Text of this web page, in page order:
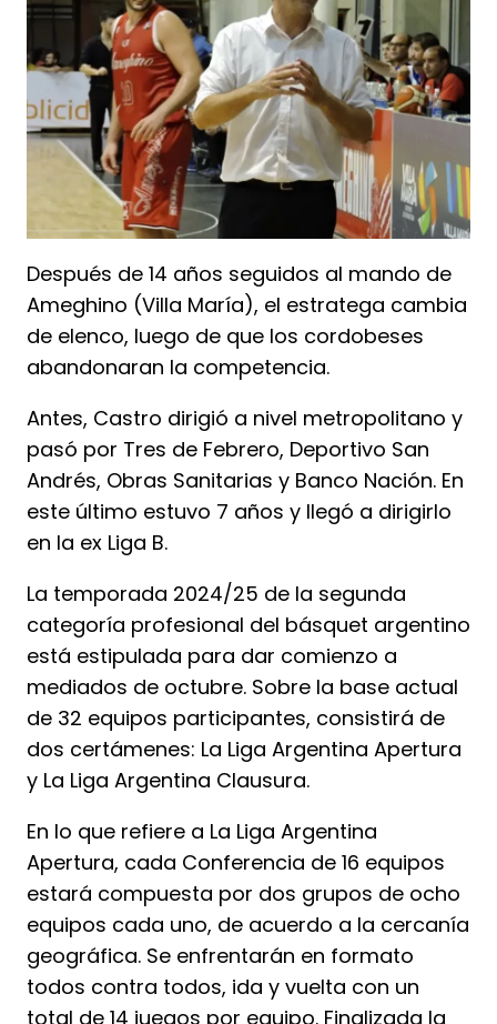
Después de 14 años seguidos al mando de
Ameghino (Villa María), el estratega cambia
de elenco, luego de que los cordobeses
abandonaran la competencia.
Antes, Castro dirigió a nivel metropolitano y
pasó por Tres de Febrero, Deportivo San
Andrés, Obras Sanitarias y Banco Nación. En
este último estuvo 7 años y llegó a dirigirlo
en la ex Liga B.
La temporada 2024/25 de la segunda
categoría profesional del básquet argentino
está estipulada para dar comienzo a
mediados de octubre. Sobre la base actual
de 32 equipos participantes, consistirá de
dos certámenes: La Liga Argentina Apertura
y La Liga Argentina Clausura.
En lo que refiere a La Liga Argentina
Apertura, cada Conferencia de 16 equipos
estará compuesta por dos grupos de ocho
equipos cada uno, de acuerdo a la cercanía
geográfica. Se enfrentarán en formato
todos contra todos, ida y vuelta con un
total de 14 juegos por equipo. Finalizada la